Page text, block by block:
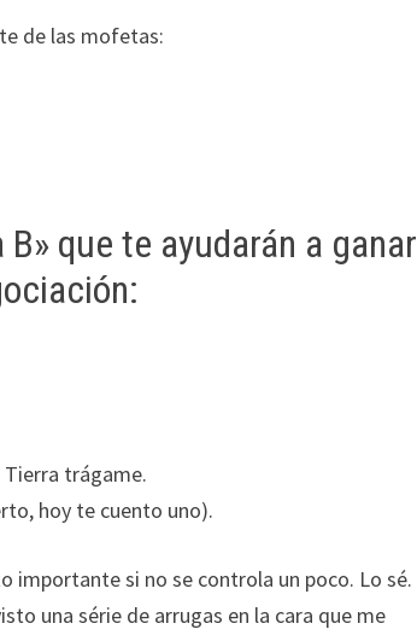
de las mofetas:
que te ayudarán a ganar
Tierra trágame.
hoy te cuento uno).
importante si no se controla un poco. Lo sé.
una série de arrugas en la cara que me